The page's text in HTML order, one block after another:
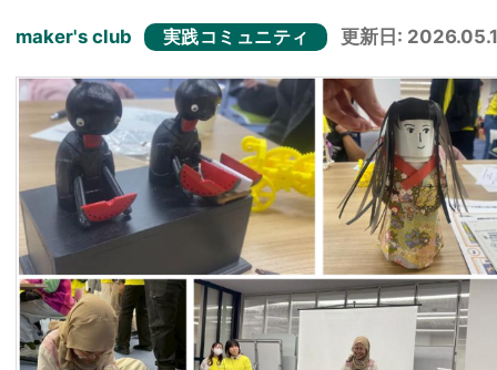
maker's club 実践コミュニティ 更新日: